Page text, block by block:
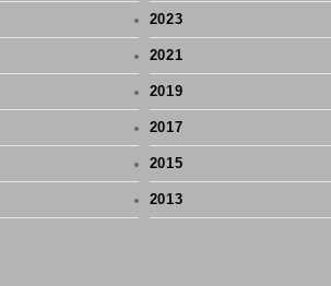
2023
2021
2019
2017
2015
2013